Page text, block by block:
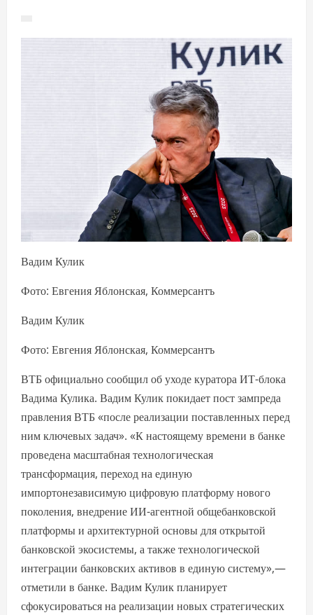
Вадим Кулик
Фото: Евгения Яблонская, Коммерсантъ
Вадим Кулик
Фото: Евгения Яблонская, Коммерсантъ
ВТБ официально сообщил об уходе куратора ИТ-блока
Вадима Кулика. Вадим Кулик покидает пост зампреда
правления ВТБ «после реализации поставленных перед
ним ключевых задач». «К настоящему времени в банке
проведена масштабная технологическая
трансформация, переход на единую
импортонезависимую цифровую платформу нового
поколения, внедрение ИИ-агентной общебанковской
платформы и архитектурной основы для открытой
банковской экосистемы, а также технологической
интеграции банковских активов в единую систему»,—
отметили в банке. Вадим Кулик планирует
сфокусироваться на реализации новых стратегических